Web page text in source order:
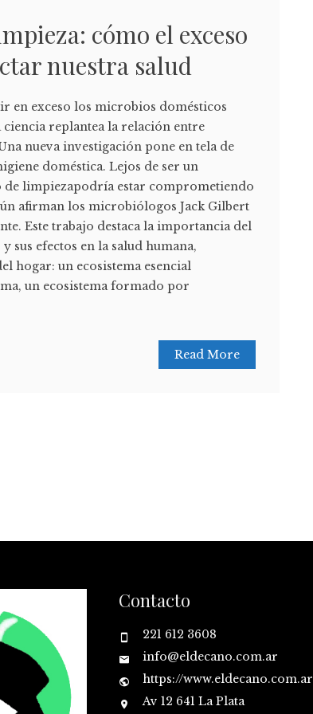
cómo el exceso
nuestra salud
en exceso los microbios domésticos
replantea la relación entre
nueva investigación pone en tela de
doméstica. Lejos de ser un
de limpiezapodría estar comprometiendo
afirman los microbiólogos Jack Gilbert
Este trabajo destaca la importancia del
efectos en la salud humana,
hogar: un ecosistema esencial
un ecosistema formado por
Read More
Contacto
221 612 3608
info@eldecano.com.ar
https://www.eldecano.com.ar
Av 12 641 La Plata